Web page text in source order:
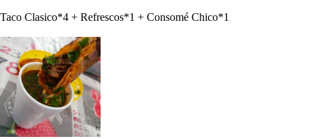
Taco Clasico*4 + Refrescos*1 + Consomé Chico*1